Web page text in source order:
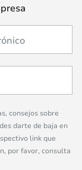
consejos sobre
darte de baja en
link que
por favor, consulta